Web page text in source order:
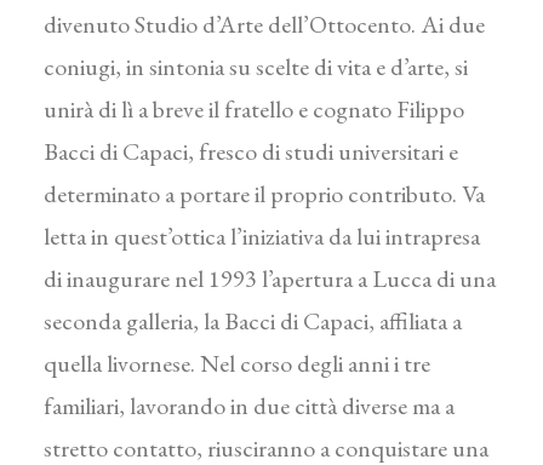
divenuto Studio d’Arte dell’Ottocento. Ai due
coniugi, in sintonia su scelte di vita e d’arte, si
unirà di lì a breve il fratello e cognato Filippo
Bacci di Capaci, fresco di studi universitari e
determinato a portare il proprio contributo. Va
letta in quest’ottica l’iniziativa da lui intrapresa
di inaugurare nel 1993 l’apertura a Lucca di una
seconda galleria, la Bacci di Capaci, affiliata a
quella livornese. Nel corso degli anni i tre
familiari, lavorando in due città diverse ma a
stretto contatto, riusciranno a conquistare una